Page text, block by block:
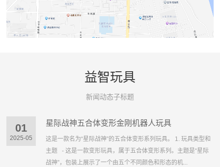
益智玩具
新闻动态子标题
01
2025-05
星际战神五合体变形金刚机器人玩具
这是一款名为“星际战神”的五合体变形系列玩具。 1. 玩具类型和
主题 - 这是一款变形玩具，属于五合体变形系列。主题是“星际
战神”，包装上展示了一个由五个不同颜色和形态的机...